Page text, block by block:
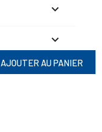
AJOUTER AU PANIER

